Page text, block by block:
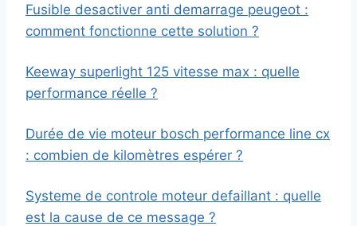
Fusible desactiver anti demarrage peugeot :
comment fonctionne cette solution ?
Keeway superlight 125 vitesse max : quelle
performance réelle ?
Durée de vie moteur bosch performance line cx
: combien de kilomètres espérer ?
Systeme de controle moteur defaillant : quelle
est la cause de ce message ?